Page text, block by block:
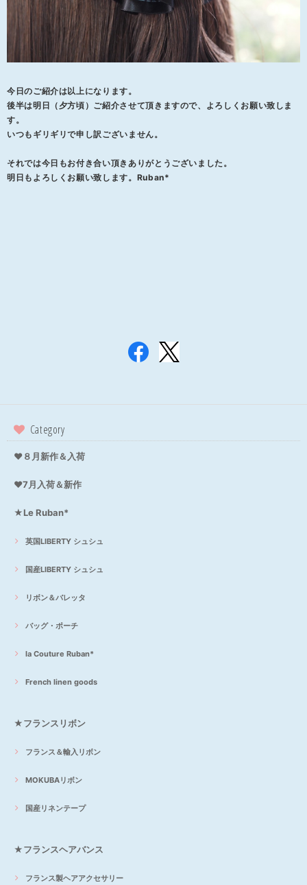
今日のご紹介は以上になります。
後半は明日（夕方頃）ご紹介させて頂きますので、よろしくお願い致しま
す。
いつもギリギリで申し訳ございません。
それでは今日もお付き合い頂きありがとうございました。
明日もよろしくお願い致します。Ruban*
Category
❤８月新作＆入荷
❤7月入荷＆新作
★Le Ruban*
英国LIBERTY シュシュ
国産LIBERTY シュシュ
リボン＆バレッタ
バッグ・ポーチ
la Couture Ruban*
French linen goods
★フランスリボン
フランス＆輸入リボン
MOKUBAリボン
国産リネンテープ
★フランスヘアバンス
フランス製ヘアアクセサリー